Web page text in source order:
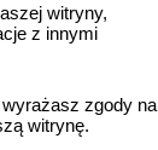
witryny,
z innymi
zgody na
witrynę.